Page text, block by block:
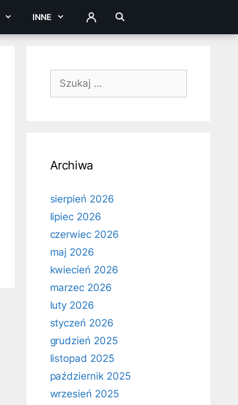
INNE ZALOGUJ
Szukaj:
Archiwa
sierpień 2026
lipiec 2026
czerwiec 2026
maj 2026
kwiecień 2026
marzec 2026
luty 2026
styczeń 2026
grudzień 2025
listopad 2025
październik 2025
wrzesień 2025